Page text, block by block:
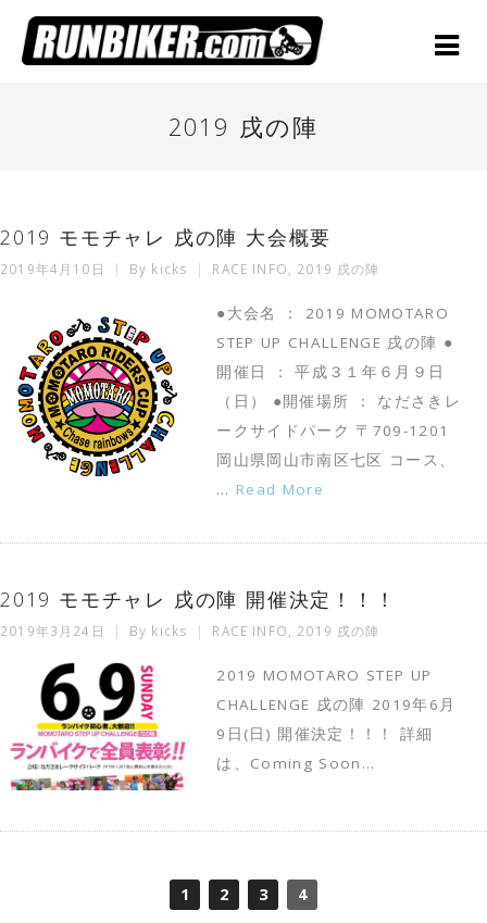
2019 戌の陣
2019 モモチャレ 戌の陣 大会概要
2019年4月10日 By kicks RACE INFO 2019 戌の陣
●大会名 ： 2019 MOMOTARO
STEP UP CHALLENGE 戌の陣 ●
開催日 ： 平成３１年６月９日
（日） ●開催場所 ： なださきレ
ークサイドパーク 〒709-1201
岡山県岡山市南区七区 コース、
… Read More
2019 モモチャレ 戌の陣 開催決定！！！
2019年3月24日 By kicks RACE INFO 2019 戌の陣
2019 MOMOTARO STEP UP
CHALLENGE 戌の陣 2019年6月
9日(日) 開催決定！！！ 詳細
は、Coming Soon…
1 2 3 4